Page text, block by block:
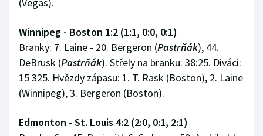
(Vegas).
Winnipeg - Boston 1:2 (1:1, 0:0, 0:1)
Branky: 7. Laine - 20. Bergeron (Pastrňák), 44.
DeBrusk (Pastrňák). Střely na branku: 38:25. Diváci:
15 325. Hvězdy zápasu: 1. T. Rask (Boston), 2. Laine
(Winnipeg), 3. Bergeron (Boston).
Edmonton - St. Louis 4:2 (2:0, 0:1, 2:1)